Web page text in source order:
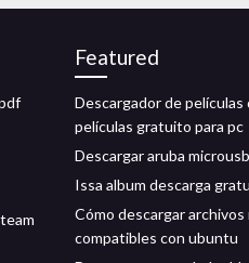
Featured
Descargador de películas
películas gratuito para pc
Descargar aruba
Issa album descarga
Cómo descargar archivos
compatibles con ubuntu